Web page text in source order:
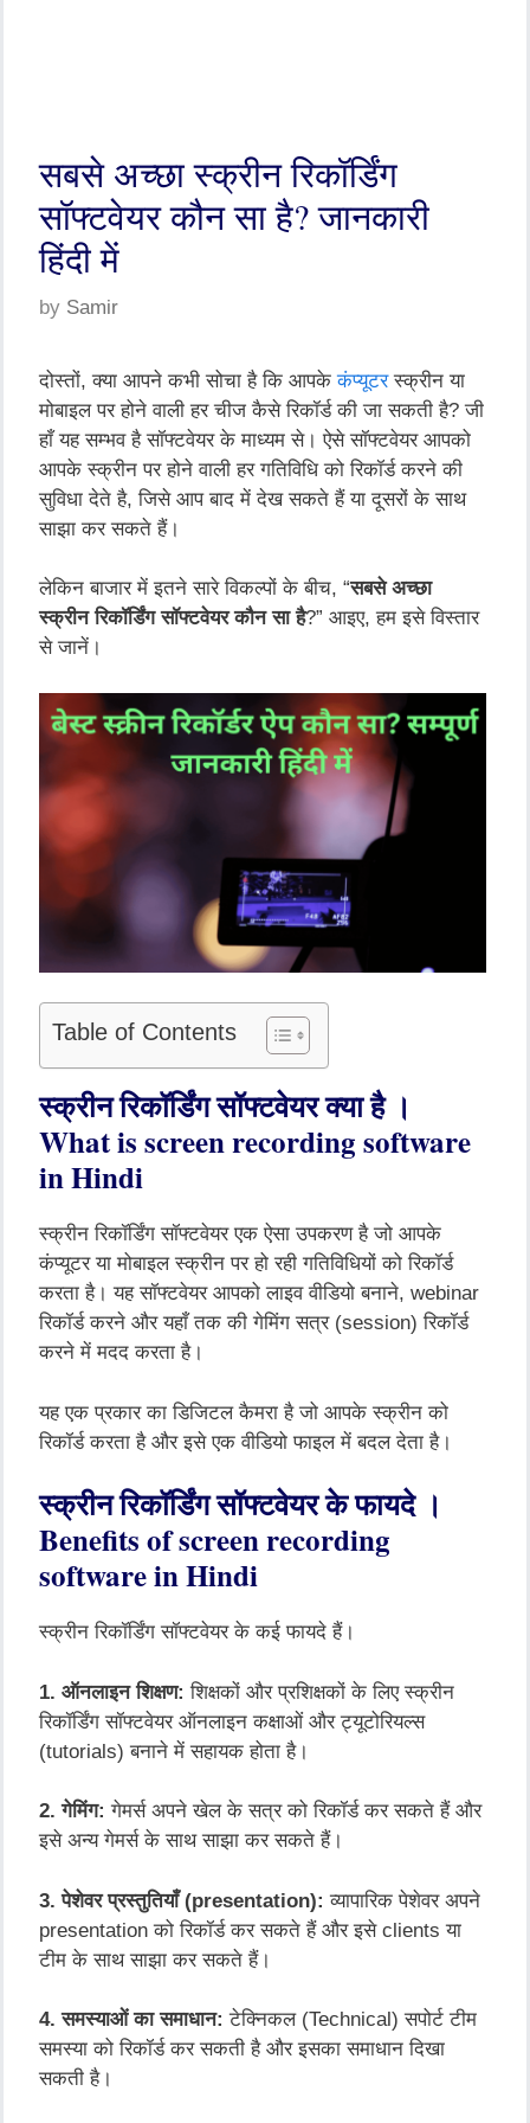
सबसे अच्छा स्क्रीन रिकॉर्डिंग
सॉफ्टवेयर कौन सा है? जानकारी
हिंदी में
by Samir
दोस्तों,क्या आपने कभी सोचा है कि आपके कंप्यूटर स्क्रीन या
मोबाइल पर होने वाली हर चीज कैसे रिकॉर्ड की जा सकती है?जी
हाँ यह सम्भव है सॉफ्टवेयर के माध्यम से।ऐसे सॉफ्टवेयर आपको
आपके स्क्रीन पर होने वाली हर गतिविधि को रिकॉर्ड करने की
सुविधा देते है,जिसे आप बाद में देख सकते हैं या दूसरों के साथ
साझा कर सकते हैं।
लेकिन बाजार में इतने सारे विकल्पों के बीच, “सबसे अच्छा
स्क्रीन रिकॉर्डिंग सॉफ्टवेयर कौन सा है?” आइए,हम इसे विस्तार
से जानें।
Table of Contents
स्क्रीनरिकॉर्डिंगसॉफ्टवेयरक्याहै ।
What is screen recording software
in Hindi
स्क्रीन रिकॉर्डिंग सॉफ्टवेयर एक ऐसा उपकरण है जो आपके
कंप्यूटर या मोबाइल स्क्रीन पर हो रही गतिविधियों को रिकॉर्ड
करता है। यह सॉफ्टवेयर आपको लाइव वीडियो बनाने, webinar
रिकॉर्ड करने औरयहाँतक की गेमिंग सत्र(session)रिकॉर्ड
करने में मदद करता है।
यह एक प्रकार का डिजिटल कैमरा है जो आपके स्क्रीन को
रिकॉर्ड करता है और इसे एक वीडियो फाइल में बदल देता है।
स्क्रीनरिकॉर्डिंगसॉफ्टवेयरकेफायदे ।
Benefits of screen recording
software in Hindi
स्क्रीन रिकॉर्डिंग सॉफ्टवेयर के कई फायदे हैं।
1. ऑनलाइन शिक्षण: शिक्षकों और प्रशिक्षकों के लिए स्क्रीन
रिकॉर्डिंग सॉफ्टवेयर ऑनलाइन कक्षाओं और ट्यूटोरियल्स
(tutorials)बनाने में सहायक होता है।
2.गेमिंग: गेमर्स अपने खेल के सत्र को रिकॉर्ड कर सकते हैं और
इसे अन्य गेमर्स के साथ साझा कर सकते हैं।
3.पेशेवर प्रस्तुतियाँ(presentation): व्यापारिक पेशेवर अपने
presentationको रिकॉर्ड कर सकते हैं और इसेclientsया
टीम के साथ साझा कर सकते हैं।
4.समस्याओं का समाधान: टेक्निकल(Technical)सपोर्ट टीम
समस्या को रिकॉर्ड कर सकती है और इसका समाधान दिखा
सकती है।